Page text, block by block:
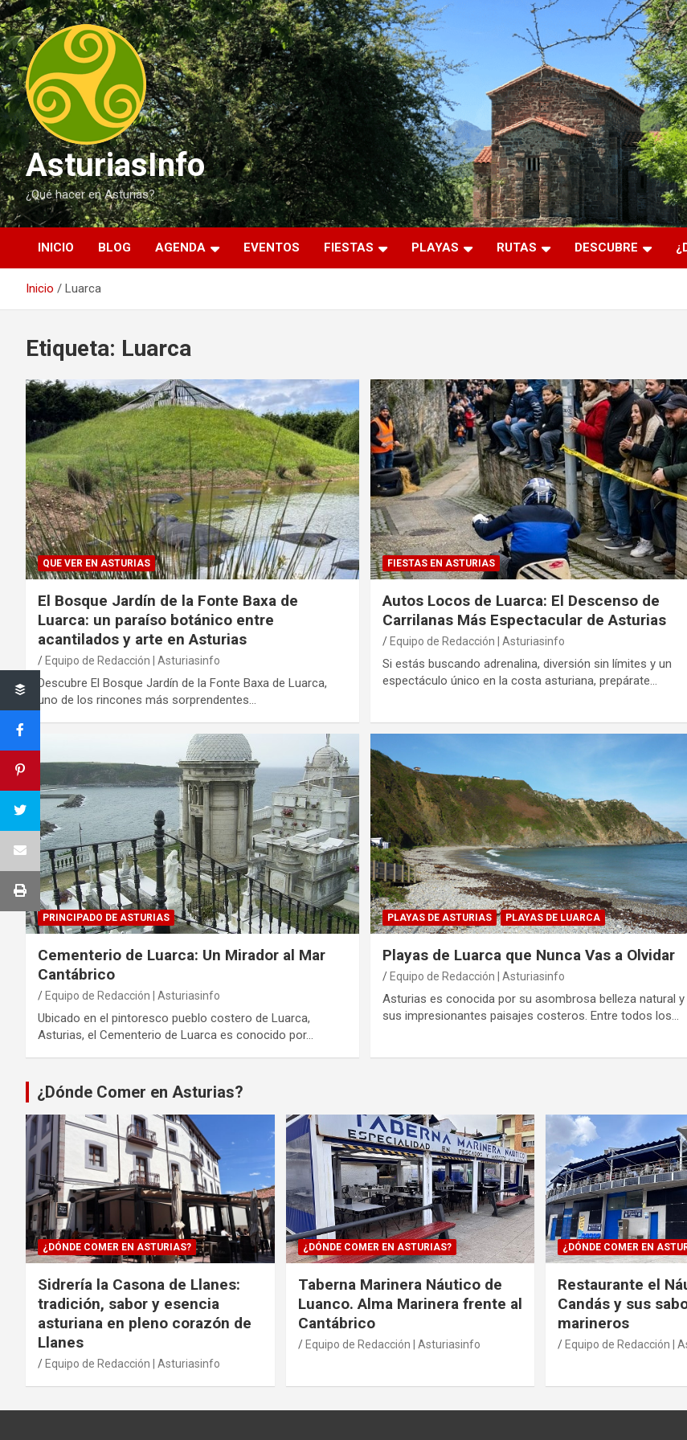
Saltar
al
contenido
AsturiasInfo
¿Qué hacer en Asturias?
INICIO BLOG AGENDA EVENTOS FIESTAS PLAYAS RUTAS DESCUBRE
Inicio Luarca
Etiqueta: Luarca
QUE VER EN ASTURIAS
El Bosque Jardín de la Fonte Baxa de
Luarca: un paraíso botánico entre
acantilados y arte en Asturias
Equipo de Redacción | Asturiasinfo
Descubre El Bosque Jardín de la Fonte Baxa de Luarca,
uno de los rincones más sorprendentes…
FIESTAS EN ASTURIAS
Autos Locos de Luarca: El Descenso de
Carrilanas Más Espectacular de Asturias
Equipo de Redacción | Asturiasinfo
Si estás buscando adrenalina, diversión sin límites y un
espectáculo único en la costa asturiana, prepárate…
PRINCIPADO DE ASTURIAS
Cementerio de Luarca: Un Mirador al Mar
Cantábrico
Equipo de Redacción | Asturiasinfo
Ubicado en el pintoresco pueblo costero de Luarca,
Asturias, el Cementerio de Luarca es conocido por…
PLAYAS DE ASTURIAS PLAYAS DE LUARCA
Playas de Luarca que Nunca Vas a Olvidar
Equipo de Redacción | Asturiasinfo
Asturias es conocida por su asombrosa belleza natural y
sus impresionantes paisajes costeros. Entre todos los…
¿Dónde Comer en Asturias?
¿DÓNDE COMER EN ASTURIAS?
Sidrería la Casona de Llanes:
tradición, sabor y esencia
asturiana en pleno corazón de
Llanes
Equipo de Redacción | Asturiasinfo
¿DÓNDE COMER EN ASTURIAS?
Taberna Marinera Náutico de
Luanco. Alma Marinera frente al
Cantábrico
Equipo de Redacción | Asturiasinfo
¿DÓNDE COMER EN
Restaurante el
Candás y sus
marineros
Equipo de Redacción |